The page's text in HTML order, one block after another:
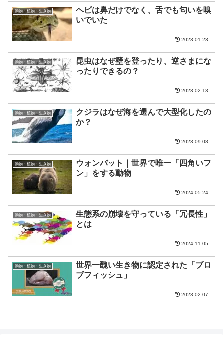
動物・植物・生き物
ヘビは鼻だけでなく、舌でも匂いを嗅
いでいた
2023.01.23
動物・植物・生き物
昆虫はなぜ壁を登ったり、逆さまにな
ったりできるの？
2023.02.13
動物・植物・生き物
クジラはなぜ海を選んで大型化したの
か？
2023.09.08
動物・植物・生き物
ウォンバット｜世界で唯一「四角いフ
ン」をする動物
2024.05.24
動物・植物・生き物
生態系の崩壊を守っている「冗長性」
とは
2024.11.05
動物・植物・生き物
世界一醜い生き物に認定された「ブロ
ブフィッシュ」
2023.02.07